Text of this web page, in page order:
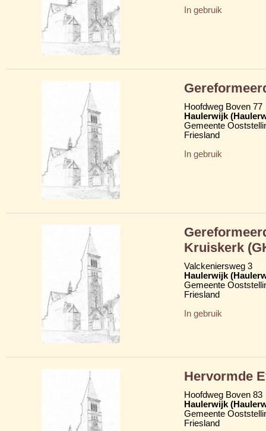
In gebruik
Hoofdweg Boven 77
Haulerwijk
Gemeente
Friesland
In gebruik
Kruiskerk
Valckeniersweg 3
Haulerwijk
Gemeente
Friesland
In gebruik
Hervormde
Hoofdweg Boven 83
Haulerwijk
Gemeente
Friesland